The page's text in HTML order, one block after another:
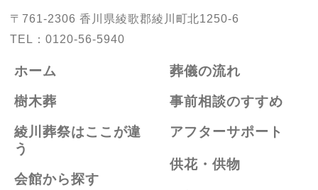
〒761-2306 香川県綾歌郡綾川町北1250-6
TEL：0120-56-5940
ホーム
樹木葬
綾川葬祭はここが違
う
会館から探す
葬儀の流れ
事前相談のすすめ
アフターサポート
供花・供物